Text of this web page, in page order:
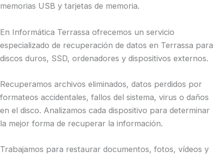
memorias USB y tarjetas de memoria.
En Informática Terrassa ofrecemos un servicio
especializado de recuperación de datos en Terrassa para
discos duros, SSD, ordenadores y dispositivos externos.
Recuperamos archivos eliminados, datos perdidos por
formateos accidentales, fallos del sistema, virus o daños
en el disco. Analizamos cada dispositivo para determinar
la mejor forma de recuperar la información.
Trabajamos para restaurar documentos, fotos, vídeos y